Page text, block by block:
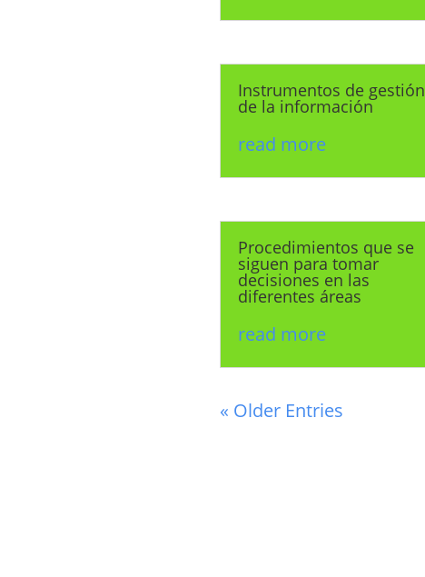
Instrumentos de gestión
de la información
read more
Procedimientos que se
siguen para tomar
decisiones en las
diferentes áreas
read more
« Older Entries